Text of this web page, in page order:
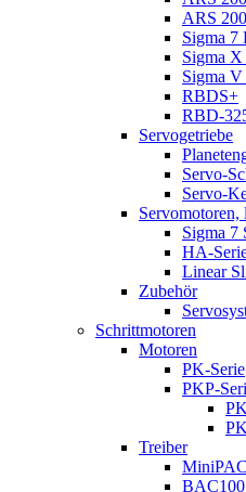
ARS
Sigma 7
Sigma
Sigma
RBDS+
RBD-
Servogetriebe
Servo-
Servo-
Servomotoren,
Sigma 7
HA-
Linear
Zubehör
Schrittmotoren
Motoren
PK-Serie
PKP-
Treiber
MiniPAC
BAC100